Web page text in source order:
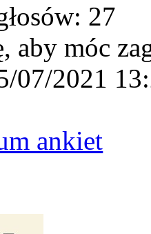
27
aby móc
07/2021
ankiet